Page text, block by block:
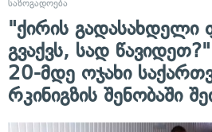
საზოგადოება
"ქირის
გვაქვს, სად
20-მდე ოჯახი
რკინიგზის შენობაში